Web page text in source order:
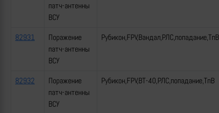
патч-антенны
ВСУ
82931
Поражение
патч-антенны
ВСУ
Рубикон,FPV,Вандал,РЛС,попадание,ТпВ
82932
Поражение
патч-антенны
ВСУ
Рубикон,FPV,ВТ-40,РЛС,попадание,ТпВ